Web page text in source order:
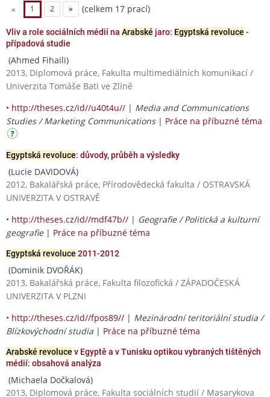
« 1 2 » (celkem 17 prací)
Vliv a role sociálních médií na Arabské jaro: Egyptská revoluce -
případová studie
(Ahmed Fihaili)
2013, Diplomová práce, Fakulta multimediálních komunikací /
Univerzita Tomáše Bati ve Zlíně
• http://theses.cz/id//u40t4u// | Media and Communications
Studies / Marketing Communications| Práce na příbuzné téma
Egyptská revoluce: důvody, průběh a výsledky
(Lucie DAVIDOVÁ)
2012, Bakalářská práce, Přírodovědecká fakulta / OSTRAVSKÁ
UNIVERZITA V OSTRAVĚ
• http://theses.cz/id//mdf47b// | Geografie / Politická a kulturní
geografie| Práce na příbuzné téma
Egyptská revoluce 2011-2012
(Dominik DVOŘÁK)
2013, Bakalářská práce, Fakulta filozofická / ZÁPADOČESKÁ
UNIVERZITA V PLZNI
• http://theses.cz/id//fpos89// | Mezinárodní teritoriální studia /
Blízkovýchodní studia | Práce na příbuzné téma
Arabské revoluce v Egyptě a v Tunisku optikou vybraných tištěných
médií: obsahová analýza
(Michaela Dočkalová)
2013, Diplomová práce, Fakulta sociálních studií / Masarykova